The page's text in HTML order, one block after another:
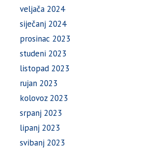
veljača 2024
siječanj 2024
prosinac 2023
studeni 2023
listopad 2023
rujan 2023
kolovoz 2023
srpanj 2023
lipanj 2023
svibanj 2023